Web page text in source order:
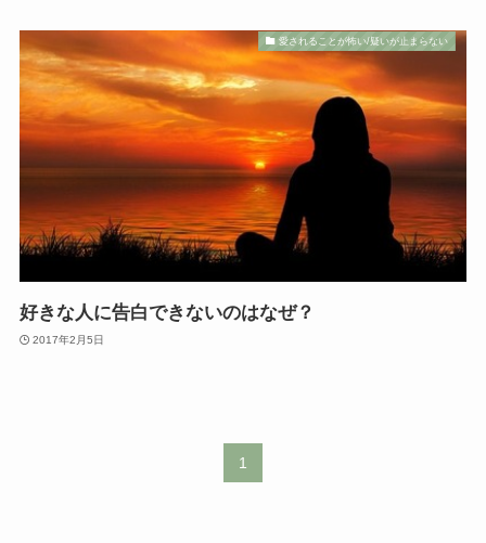
愛されることが怖い/疑いが止まらない
好きな人に告白できないのはなぜ？
2017年2月5日
1